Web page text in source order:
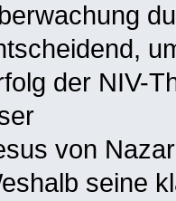
der NIV-
von
seine